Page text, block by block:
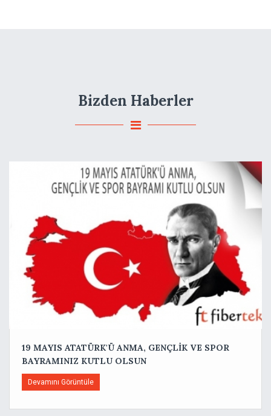
Bizden Haberler
19 MAYIS ATATÜRK'Ü ANMA, GENÇLİK VE SPOR
BAYRAMINIZ KUTLU OLSUN
Devamını Görüntüle